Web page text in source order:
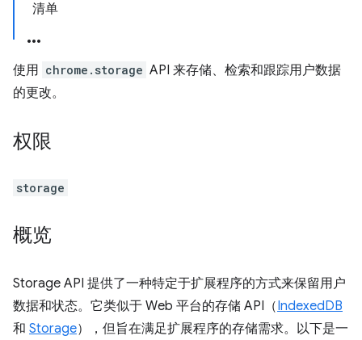
清单
使用 chrome.storage API 来存储、检索和跟踪用户数据
的更改。
权限
storage
概览
Storage API 提供了一种特定于扩展程序的方式来保留用户
数据和状态。它类似于 Web 平台的存储 API（IndexedDB
和 Storage），但旨在满足扩展程序的存储需求。以下是一